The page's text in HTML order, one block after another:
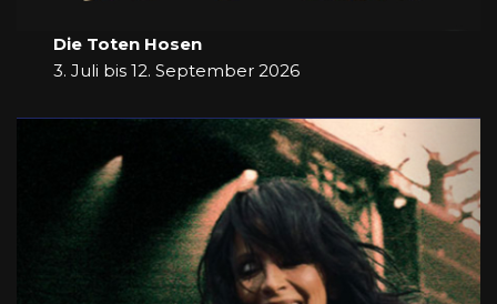
Die Toten Hosen
3. Juli bis 12. September 2026